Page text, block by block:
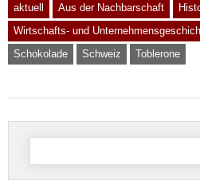
aktuell Aus der Nachbarschaft
Wirtschafts- und
Schokolade
Schweiz Toblerone
Suche